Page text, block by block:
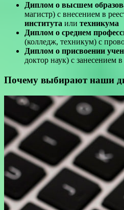
Диплом о высшем
магистр) с внесением в
института или техникума
Диплом о среднем
(колледж, техникум) с
Диплом о присвоении
доктор наук) с занесением в
Почему выбирают наши